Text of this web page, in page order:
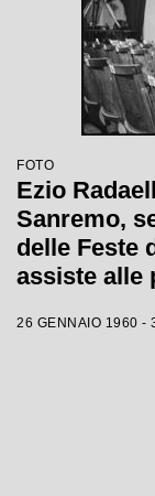
FOTO
Ezio
Sanremo,
delle Feste
assiste alle
26 GENNAIO 1960 -